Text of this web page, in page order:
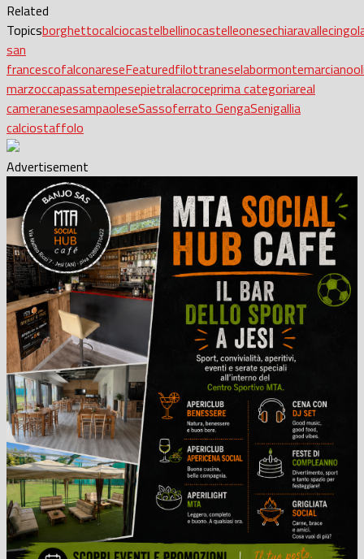
Related
Topicsborghettocalciocastelbellinocastelleonesechiaravalle
san
francescofalconareseFeaturedfilottraneselabormontemarciano
marzoccapassatempesepietralacroceprima categoriareal
cameranesesampaoleseSassoferrato GengaSenigallia
calciostaffolo
Advertisement